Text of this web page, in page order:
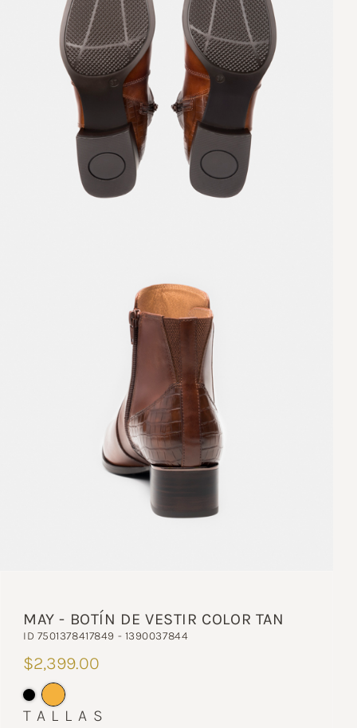
MAY - BOTÍN DE VESTIR COLOR TAN
ID 7501378417849 - 1390037844
TALLAS
$2,399.00